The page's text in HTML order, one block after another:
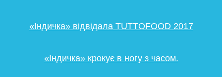
«Індичка» відвідала TUTTOFOOD 2017
«Індичка» крокує в ногу з часом.